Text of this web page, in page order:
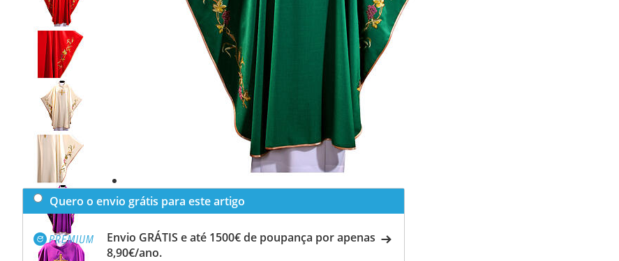
Previous
slide
Next
slide
Quero o envio grátis para este artigo
Envio GRÁTIS e até 1500€ de poupança por apenas
8,90€/ano.